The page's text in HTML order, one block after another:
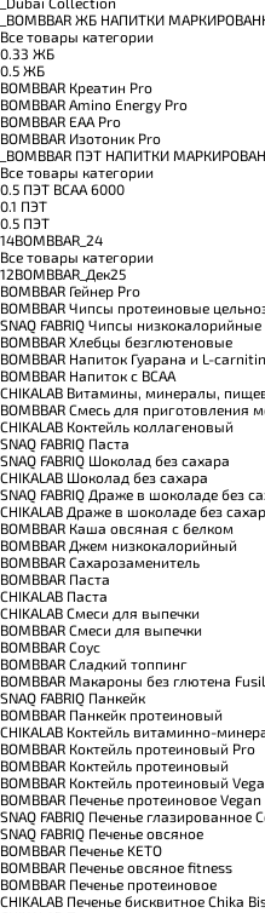
_BOMBBAR ЖБ НАПИТКИ
Все товары категории
0.33 ЖБ
0.5 ЖБ
BOMBBAR Креатин Pro
BOMBBAR Amino Energy Pro
BOMBBAR EAA Pro
BOMBBAR Изотоник Pro
_BOMBBAR ПЭТ НАПИТКИ
Все товары категории
0.5 ПЭТ ВСАА 6000
0.1 ПЭТ
0.5 ПЭТ
14BOMBBAR_24
Все товары категории
12BOMBBAR_Дек25
BOMBBAR Гейнер Pro
BOMBBAR Чипсы протеиновые
SNAQ FABRIQ Чипсы низкокалорийные
BOMBBAR Хлебцы безглютеновые
BOMBBAR Напиток Гуарана и L-
BOMBBAR Напиток с BCAA
CHIKALAB Витамины, минералы,
BOMBBAR Смесь для приготовления
CHIKALAB Коктейль коллагеновый
SNAQ FABRIQ Паста
SNAQ FABRIQ Шоколад без сахара
CHIKALAB Шоколад без сахара
SNAQ FABRIQ Драже в шоколаде без
CHIKALAB Драже в шоколаде без
BOMBBAR Каша овсяная с белком
BOMBBAR Джем низкокалорийный
BOMBBAR Сахарозаменитель
BOMBBAR Паста
CHIKALAB Паста
CHIKALAB Смеси для выпечки
BOMBBAR Смеси для выпечки
BOMBBAR Соус
BOMBBAR Сладкий топпинг
BOMBBAR Макароны без глютена
SNAQ FABRIQ Панкейк
BOMBBAR Панкейк протеиновый
CHIKALAB Коктейль витаминно-
BOMBBAR Коктейль протеиновый Pro
BOMBBAR Коктейль протеиновый
BOMBBAR Коктейль протеиновый
BOMBBAR Печенье протеиновое Vegan
SNAQ FABRIQ Печенье глазированное
SNAQ FABRIQ Печенье овсяное
BOMBBAR Печенье KETO
BOMBBAR Печенье овсяное fitness
BOMBBAR Печенье протеиновое
CHIKALAB Печенье бисквитное Chika